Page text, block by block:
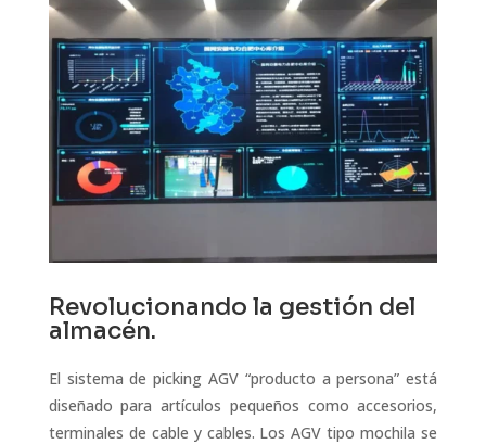
Revolucionando la gestión del
almacén.
El sistema de picking AGV “producto a persona” está
diseñado para artículos pequeños como accesorios,
terminales de cable y cables. Los AGV tipo mochila se